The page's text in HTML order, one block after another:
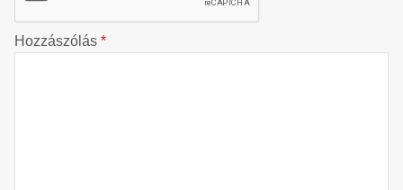
Hozzászólás *